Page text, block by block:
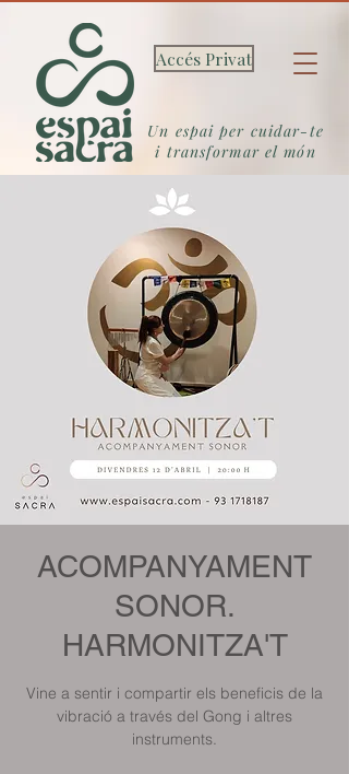
Accés Privat
Un espai per cuidar-te
i transformar el món
ACOMPANYAMENT
SONOR.
HARMONITZA'T
Vine a sentir i compartir els beneficis de la
vibració a través del Gong i altres
instruments.